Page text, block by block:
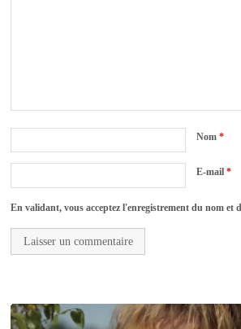
Nom*
E-mail*
En validant, vous acceptez l'enregistrement du nom et